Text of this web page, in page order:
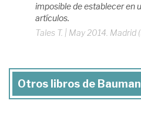
imposible de establecer en
artículos.
Tales T. | May 2014. Madrid
Otros libros de